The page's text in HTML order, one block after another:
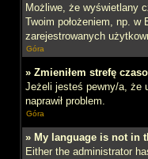
Możliwe, że wyświetlany
Twoim położeniem, np.
zarejestrowanych
Góra
» Zmieniłem strefę
Jeżeli jesteś pewny/a, że
naprawił problem.
Góra
» My language is not in
Either the administrator